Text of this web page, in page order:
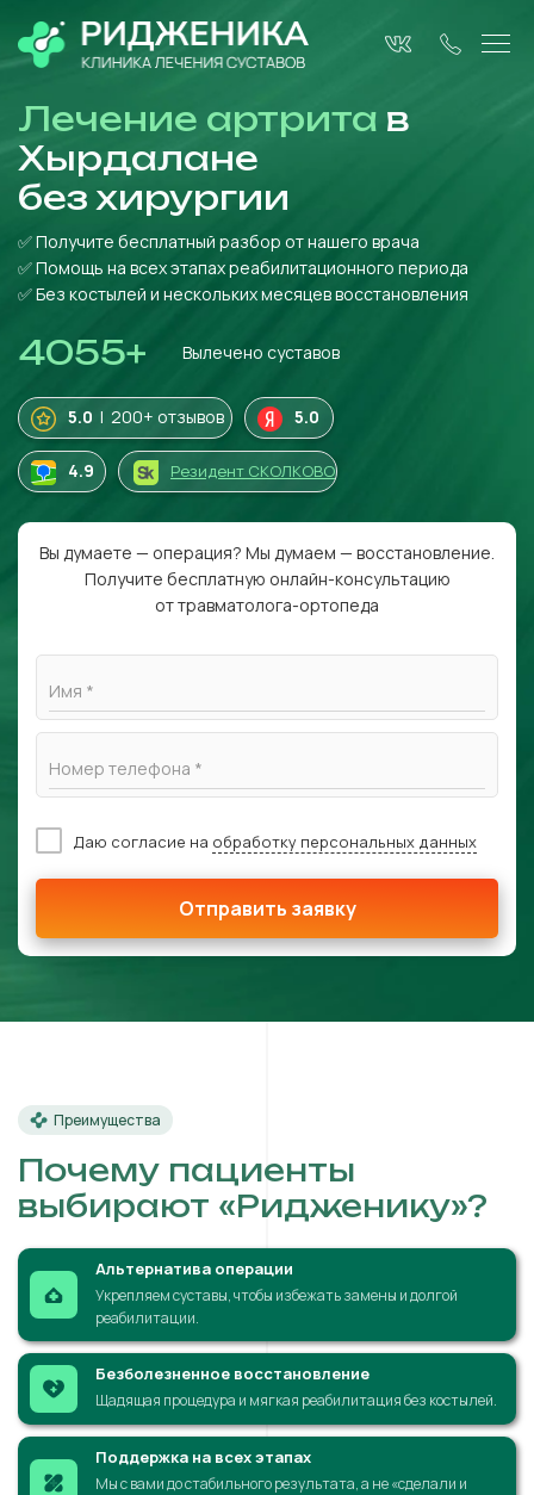
Лечение артрита в
Хырдалане
безхирургии
✅ Получите бесплатный разбор от нашего врача
✅ Помощь на всех этапах реабилитационного периода
✅ Без костылей и нескольких месяцев восстановления
4055+ Вылечено суставов
5.0 | 200+ отзывов 5.0
4.9 Резидент СКОЛКОВО
Вы думаете — операция? Мы думаем — восстановление.
Получите бесплатную онлайн-консультацию
от травматолога-ортопеда
Имя *
Номер телефона *
Даю согласие на обработку персональных данных
Отправить заявку
Преимущества
Почему пациенты
выбирают «Ридженику»?
Альтернатива операции
Укрепляем суставы, чтобы избежать замены и долгой
реабилитации.
Безболезненное восстановление
Щадящая процедура и мягкая реабилитация без костылей.
Поддержка на всех этапах
Мы с вами до стабильного результата, а не «сделали и